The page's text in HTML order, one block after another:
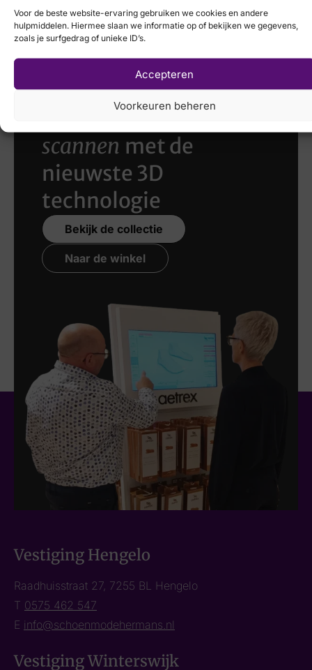
Voor de beste website-ervaring gebruiken we cookies en andere
hulpmiddelen. Hiermee slaan we informatie op of bekijken we gegevens,
zoals je surfgedrag of unieke ID’s.
Accepteren
Voorkeuren beheren
831M 403 070 M Tonia
114,95
€239,95
Laat uw voeten
scannen met de
nieuwste 3D
technologie
Bekijk de collectie
Naar de winkel
Vestiging Hengelo
Raadhuisstraat 27, 7255 BL Hengelo
T 0575 462 547
E info@schoenmodehermans.nl
Vestiging Winterswijk